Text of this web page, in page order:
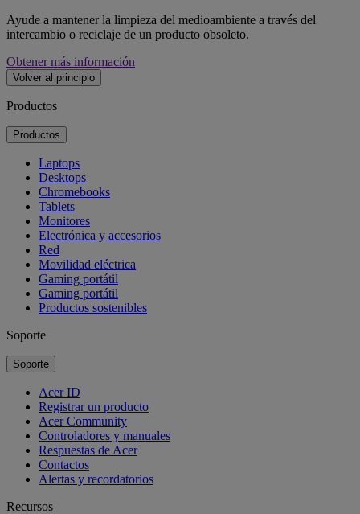
Ayude a mantener la limpieza del medioambiente a través del
intercambio o reciclaje de un producto obsoleto.
Obtener más información
Volver al principio
Productos
Productos
Laptops
Desktops
Chromebooks
Tablets
Monitores
Electrónica y accesorios
Red
Movilidad eléctrica
Gaming portátil
Gaming portátil
Productos sostenibles
Soporte
Soporte
Acer ID
Registrar un producto
Acer Community
Controladores y manuales
Respuestas de Acer
Contactos
Alertas y recordatorios
Recursos